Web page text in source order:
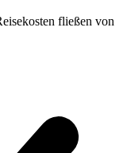
fließen von